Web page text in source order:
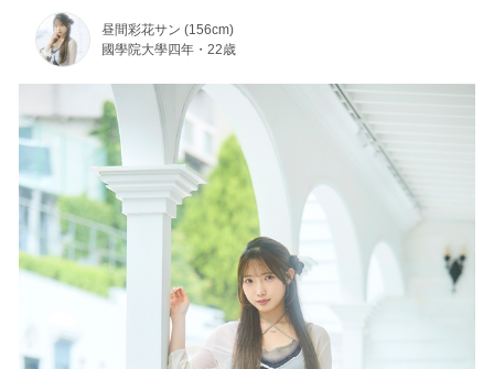
昼間彩花サン (156cm)
國學院大學四年・22歳